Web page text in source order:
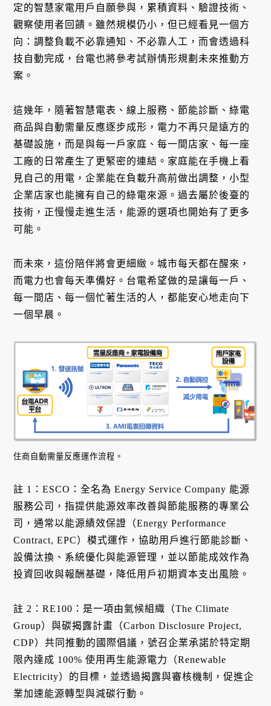
定的智慧家電用戶自願參與，累積資料、驗證技術、
觀察使用者回饋。雖然規模仍小，但已經看見一個方
向：調整負載不必靠通知、不必靠人工，而會透過科
技自動完成，台電也將參考試辦情形規劃未來推動方
案。
這幾年，隨著智慧電表、線上服務、節能診斷、綠電
商品與自動需量反應逐步成形，電力不再只是遠方的
基礎設施，而是與每一戶家庭、每一間店家、每一座
工廠的日常產生了更緊密的連結。家庭能在手機上看
見自己的用電，企業能在負載升高前做出調整，小型
企業店家也能擁有自己的綠電來源。過去屬於後臺的
技術，正慢慢走進生活，能源的選項也開始有了更多
可能。
而未來，這份陪伴將會更細緻。城市每天都在醒來，
而電力也會每天準備好。台電希望做的是讓每一戶、
每一間店、每一個忙著生活的人，都能安心地走向下
一個早晨。
住商自動需量反應運作流程。
註 1：ESCO：全名為 Energy Service Company 能源
服務公司，指提供能源效率改善與節能服務的專業公
司，通常以能源績效保證（Energy Performance
Contract, EPC）模式運作，協助用戶進行節能診斷、
設備汰換、系統優化與能源管理，並以節能成效作為
投資回收與報酬基礎，降低用戶初期資本支出風險。
註 2：RE100：是一項由氣候組織（The Climate
Group）與碳揭露計畫（Carbon Disclosure Project,
CDP）共同推動的國際倡議，號召企業承諾於特定期
限內達成 100% 使用再生能源電力（Renewable
Electricity）的目標，並透過揭露與審核機制，促進企
業加速能源轉型與減碳行動。